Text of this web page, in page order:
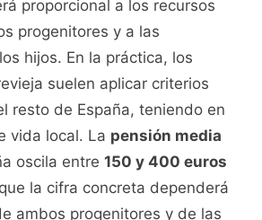
proporcional a los recursos
progenitores y a las
hijos. En la práctica, los
suelen aplicar criterios
resto de España, teniendo en
vida local. La pensión media
oscila entre150 y 400 euros
la cifra concreta dependerá
ambos progenitores y de las